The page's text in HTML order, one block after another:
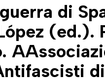
di
(ed.).
di